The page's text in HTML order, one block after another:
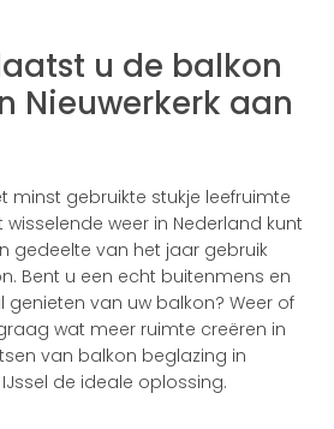
u de balkon
Nieuwerkerk aan
minst gebruikte stukje leefruimte
weer in Nederland kunt
gedeelte van het jaar gebruik
Bent u een echt buitenmens en
van uw balkon? Weer of
wat meer ruimte creëren in
van balkon beglazing in
de ideale oplossing.